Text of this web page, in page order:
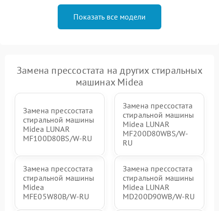
Показать все модели
Замена прессостата на других стиральных
машинах Midea
Замена прессостата
стиральной машины
Midea LUNAR
MF100D80BS/W-RU
Замена прессостата
стиральной машины
Midea LUNAR
MF200D80WBS/W-
RU
Замена прессостата
стиральной машины
Midea
MFE05W80B/W-RU
Замена прессостата
стиральной машины
Midea LUNAR
MD200D90WB/W-RU